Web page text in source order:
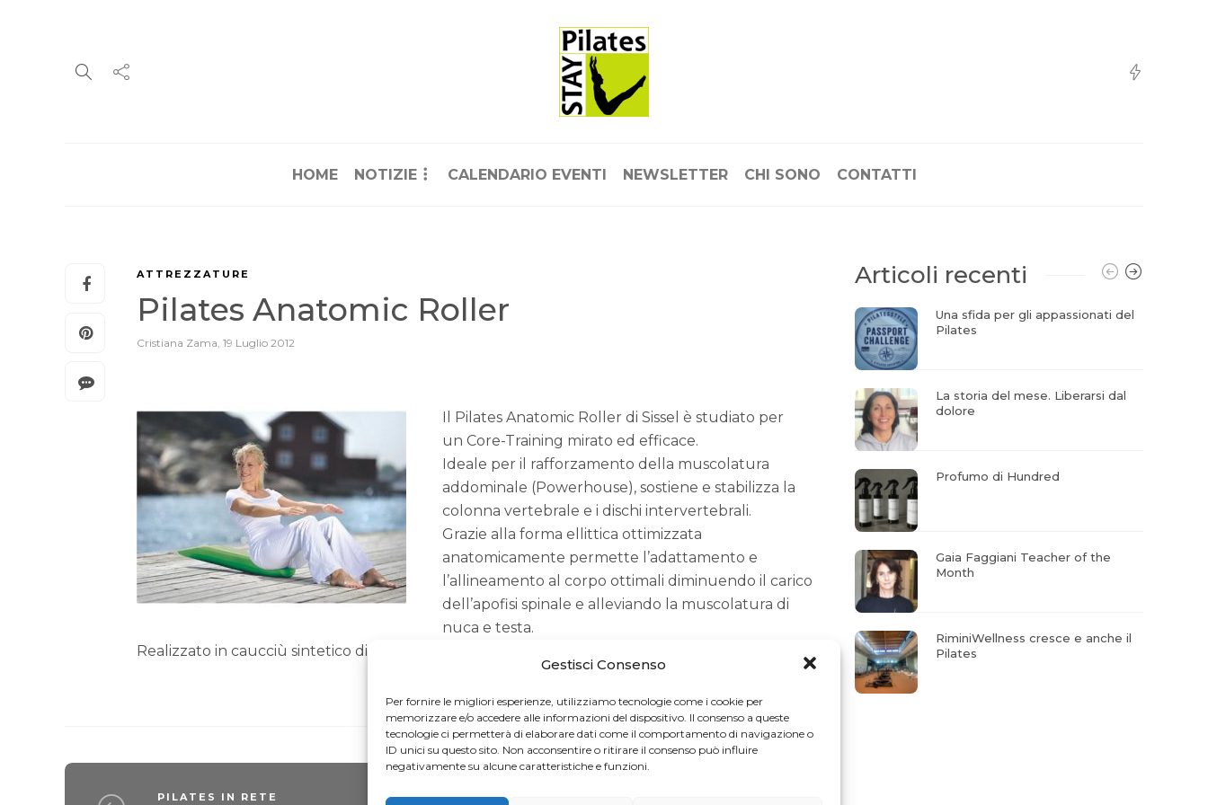
Gestisci Consenso
Per fornire le migliori esperienze, utilizziamo tecnologie come i cookie per
memorizzare e/o accedere alle informazioni del dispositivo. Il consenso a queste
tecnologie ci permetterà di elaborare dati come il comportamento di navigazione o
ID unici su questo sito. Non acconsentire o ritirare il consenso può influire
negativamente su alcune caratteristiche e funzioni.
HOME NOTIZIE CALENDARIO EVENTI NEWSLETTER CHI SONO CONTATTI
ATTREZZATURE
Pilates Anatomic Roller
Cristiana Zama, 19 Luglio 2012
Il Pilates Anatomic Roller di Sissel è studiato per
un Core-Training mirato ed efficace.
Ideale per il rafforzamento della muscolatura
addominale (Powerhouse), sostiene e stabilizza la
colonna vertebrale e i dischi intervertebrali.
Grazie alla forma ellittica ottimizzata
anatomicamente permette l’adattamento e
l’allineamento al corpo ottimali diminuendo il carico
dell’apofisi spinale e alleviando la muscolatura di
nuca e testa.
Realizzato in caucciù sintetico di colore verde, viene fornito con il poster degli esercizi.
PILATES IN RETE
Articoli recenti
Una sfida per gli appassionati del
Pilates
La storia del mese. Liberarsi dal
dolore
Profumo di Hundred
Gaia Faggiani Teacher of the
Month
RiminiWellness cresce e anche il
Pilates